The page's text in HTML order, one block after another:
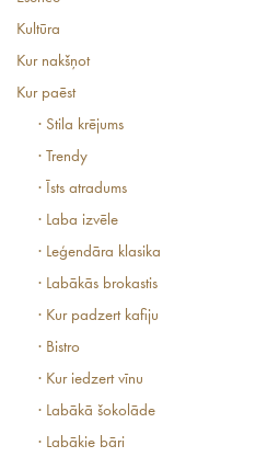
Kultūra
Kur nakšņot
Kur paēst
· Stila krējums
· Trendy
· Īsts atradums
· Laba izvēle
· Leģendāra klasika
· Labākās brokastis
· Kur padzert kafiju
· Bistro
· Kur iedzert vīnu
· Labākā šokolāde
· Labākie bāri